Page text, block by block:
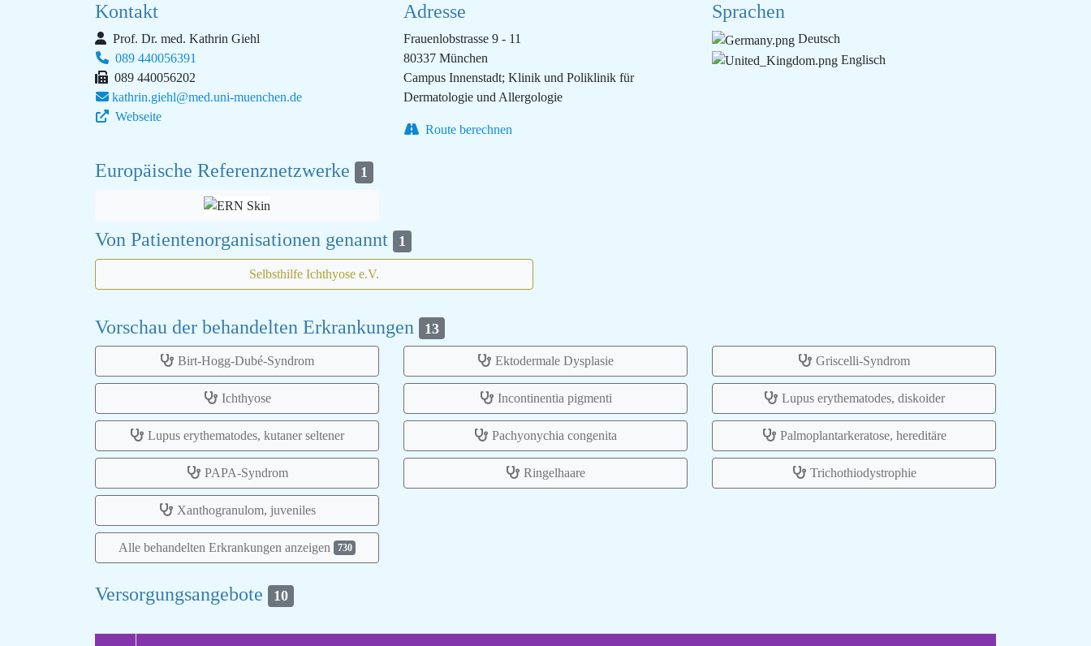
Kontakt
Prof. Dr. med. Kathrin Giehl
089 440056391
089 440056202
kathrin.giehl@med.uni-muenchen.de
Webseite
Adresse
Frauenlobstrasse 9 - 11
80337 München
Campus Innenstadt; Klinik und Poliklinik für
Dermatologie und Allergologie
Route berechnen
Sprachen
Deutsch
Englisch
Europäische Referenznetzwerke 1
Von Patientenorganisationen genannt 1
Selbsthilfe Ichthyose e.V.
Vorschau der behandelten Erkrankungen 13
Birt-Hogg-Dubé-Syndrom Ektodermale Dysplasie Griscelli-Syndrom
Ichthyose Incontinentia pigmenti Lupus erythematodes, diskoider
Lupus erythematodes, kutaner seltener Pachyonychia congenita Palmoplantarkeratose, hereditäre
PAPA-Syndrom Ringelhaare Trichothiodystrophie
Xanthogranulom, juveniles
Alle behandelten Erkrankungen anzeigen 730
Versorgungsangebote 10